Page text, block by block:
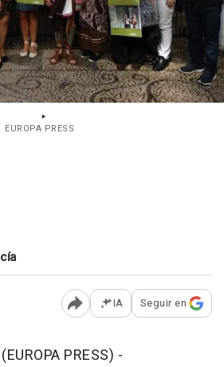
EUROPA PRESS
Abrir opciones para
IA Seguir en
PRESS) -